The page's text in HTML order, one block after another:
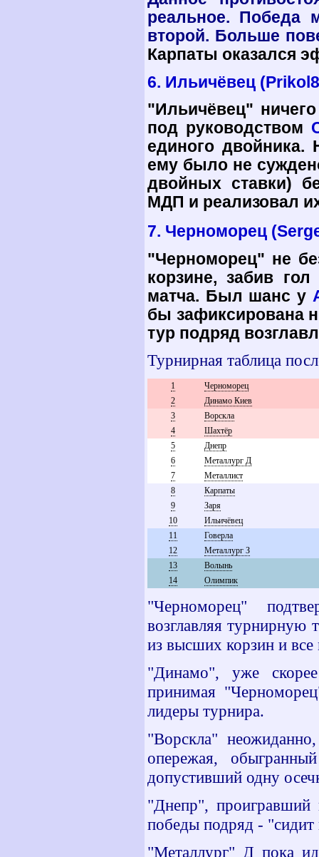
реальное. Победа
второй. Больше
Карпаты оказался
6. Ильичёвец
"Ильичёвец"
под руководством
единого
ему было не
двойных ставки)
МДП и реализовал
7. Черноморец
"Черноморец" не
корзине, забив
матча. Был шанс у
бы зафиксирована
тур подряд
Турнирная таблица
1
Черноморец
2
Динамо Киев
3
Ворскла
4
Шахтёр
5
Днепр
6
Металлург Д
7
Металлист
8
Карпаты
9
Заря
10
Ильичёвец
11
Говерла
12
Металлург З
13
Волынь
14
Олимпик
"Черноморец"
возглавляя
из высших корзин и
"Динамо", уже
принимая
лидеры турнира.
"Ворскла"
опережая,
допустивший одну
"Днепр", проигравший
победы подряд - "сидит
"Металлург" Д пока